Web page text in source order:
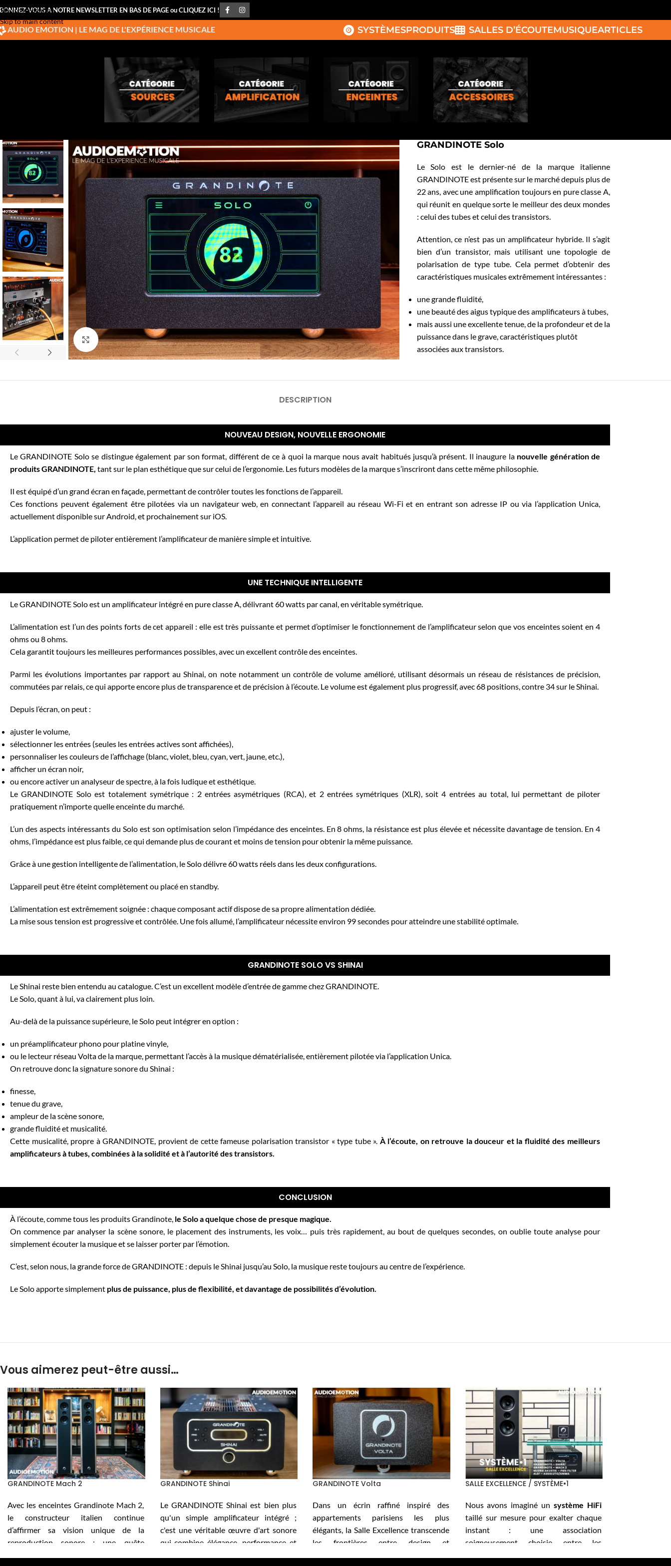
Skip to navigation
Skip to main content
VOUS A NOTRE NEWSLETTER EN BAS DE PAGE ou CLIQUEZ ICI !
AUDIO EMOTION | LE MAG DE L'EXPÉRIENCE MUSICALE SYSTÈMESPRODUITS SALLES D’ÉCOUTEMUSIQUEARTICLES
Click to enlarge
GRANDINOTE Solo
Le Solo est le dernier-né de la marque italienne
GRANDINOTE est présente sur le marché depuis plus de
22 ans, avec une amplification toujours en pure classe A,
qui réunit en quelque sorte le meilleur des deux mondes
: celui des tubes et celui des transistors.
Attention, ce n’est pas un amplificateur hybride. Il s’agit
bien d’un transistor, mais utilisant une topologie de
polarisation de type tube. Cela permet d’obtenir des
caractéristiques musicales extrêmement intéressantes :
une grande fluidité,
une beauté des aigus typique des amplificateurs à tubes,
mais aussi une excellente tenue, de la profondeur et de la
puissance dans le grave, caractéristiques plutôt
associées aux transistors.
DESCRIPTION
NOUVEAU DESIGN, NOUVELLE ERGONOMIE
Le GRANDINOTE Solo se distingue également par son format, différent de ce à quoi la marque nous avait habitués jusqu’à présent. Il inaugure la nouvelle génération de
produits GRANDINOTE, tant sur le plan esthétique que sur celui de l’ergonomie. Les futurs modèles de la marque s’inscriront dans cette même philosophie.
Il est équipé d’un grand écran en façade, permettant de contrôler toutes les fonctions de l’appareil.
Ces fonctions peuvent également être pilotées via un navigateur web, en connectant l’appareil au réseau Wi-Fi et en entrant son adresse IP ou via l’application Unica,
actuellement disponible sur Android, et prochainement sur iOS.
L’application permet de piloter entièrement l’amplificateur de manière simple et intuitive.
UNE TECHNIQUE INTELLIGENTE
Le GRANDINOTE Solo est un amplificateur intégré en pure classe A, délivrant 60 watts par canal, en véritable symétrique.
L’alimentation est l’un des points forts de cet appareil : elle est très puissante et permet d’optimiser le fonctionnement de l’amplificateur selon que vos enceintes soient en 4
ohms ou 8 ohms.
Cela garantit toujours les meilleures performances possibles, avec un excellent contrôle des enceintes.
Parmi les évolutions importantes par rapport au Shinai , on note notamment un contrôle de volume amélioré, utilisant désormais un réseau de résistances de précision,
commutées par relais, ce qui apporte encore plus de transparence et de précision à l’écoute. Le volume est également plus progressif, avec 68 positions, contre 34 sur le Shinai
Depuis l’écran, on peut :
ajuster le volume,
sélectionner les entrées (seules les entrées actives sont affichées),
personnaliser les couleurs de l’affichage (blanc, violet, bleu, cyan, vert, jaune, etc.),
afficher un écran noir,
ou encore activer un analyseur de spectre, à la fois ludique et esthétique.
Le GRANDINOTE Solo est totalement symétrique : 2 entrées asymétriques (RCA), et 2 entrées symétriques (XLR), soit 4 entrées au total, lui permettant de piloter
pratiquement n’importe quelle enceinte du marché.
L’un des aspects intéressants du Solo est son optimisation selon l’impédance des enceintes. En 8 ohms, la résistance est plus élevée et nécessite davantage de tension. En 4
ohms, l’impédance est plus faible, ce qui demande plus de courant et moins de tension pour obtenir la même puissance.
Grâce à une gestion intelligente de l’alimentation, le Solo délivre 60 watts réels dans les deux configurations.
L’appareil peut êtreéteint complètementou placé en standby.
L’alimentation est extrêmement soignée : chaque composant actif dispose de sa propre alimentation dédiée.
La mise sous tension est progressive et contrôlée. Une fois allumé, l’amplificateur nécessite environ 99 secondes pour atteindre une stabilité optimale.
GRANDINOTE SOLO VS SHINAI
LeShinai reste bien entendu au catalogue. C’est un excellent modèle d’entrée de gamme chez GRANDINOTE.
Le Solo, quant à lui, va clairement plus loin.
Au-delà de la puissance supérieure, le Solo peut intégrer en option :
un préamplificateur phono pour platine vinyle,
ou le lecteur réseau Volta de la marque, permettant l’accès à la musique dématérialisée, entièrement pilotée via l’application Unica.
On retrouve donc la signature sonore du Shinai :
finesse,
tenue du grave,
ampleur de la scène sonore,
grande fluidité et musicalité.
Cette musicalité, propre à GRANDINOTE, provient de cette fameuse polarisation transistor « type tube ». À l’écoute, on retrouve la douceur et la fluidité des meilleurs
amplificateurs à tubes, combinées à la solidité et à l’autorité des transistors.
CONCLUSION
À l’écoute, comme tous les produits Grandinote, le Solo a quelque chose de presque magique.
On commence par analyser la scène sonore, le placement des instruments, les voix… puis très rapidement, au bout de quelques secondes, on oublie toute analyse pour
simplement écouter la musique et se laisser porter par l’émotion.
C’est, selon nous, la grande force de GRANDINOTE : depuis leShinai jusqu’au Solo, la musique reste toujours au centre de l’expérience.
Le Solo apporte simplement plus de puissance, plus de flexibilité, et davantage de possibilités d’évolution.
Vous aimerez peut-être aussi…
GRANDINOTE Mach 2
Avec les enceintes Grandinote Mach 2,
le constructeur italien continue
d’affirmer sa vision unique de la
reproduction sonore : une quête
GRANDINOTE Shinai
Le GRANDINOTE Shinai est bien plus
qu'un simple amplificateur intégré ;
c'est une véritable œuvre d'art sonore
qui combine élégance, performance et
GRANDINOTE Volta
Dans un écrin raffiné inspiré des
appartements parisiens les plus
élégants, la Salle Excellence transcende
les frontières entre design et
SALLE EXCELLENCE / SYSTÈME•1
Nous avons imaginé unsystème HiFi
taillé sur mesure pour exalter chaque
instant : une association
soigneusement choisie entre les